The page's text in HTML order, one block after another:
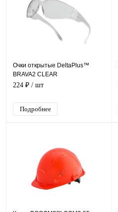
Очки открытые DeltaPlus™
BRAVA2 CLEAR
224 ₽ / шт
Подробнее